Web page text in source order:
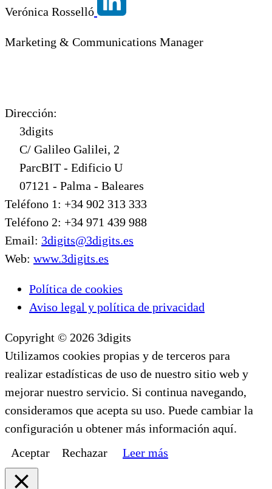
Verónica Rosselló
Marketing & Communications Manager
Dirección:
3digits
C/ Galileo Galilei, 2
ParcBIT - Edificio U
07121 - Palma - Baleares
Teléfono 1: +34 902 313 333
Teléfono 2: +34 971 439 988
Email: 3digits@3digits.es
Web: www.3digits.es
Política de cookies
Aviso legal y política de privacidad
Copyright © 2026 3digits
Utilizamos cookies propias y de terceros para
realizar estadísticas de uso de nuestro sitio web y
mejorar nuestro servicio. Si continua navegando,
consideramos que acepta su uso. Puede cambiar la
configuración u obtener más información aquí.
Aceptar
Rechazar Leer más